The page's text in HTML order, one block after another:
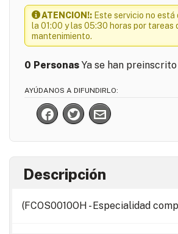
ATENCION!: Este servicio no
la 01:00 y las 05:30 horas por tareas
mantenimiento.
0 Personas Ya se han preinscrito
AYÚDANOS A DIFUNDIRLO:
Descripción
(FCOS0010OH - Especialidad